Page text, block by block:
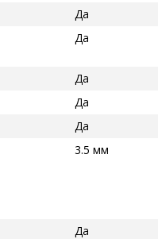
Да
Да
Да
Да
Да
3.5 мм
Да